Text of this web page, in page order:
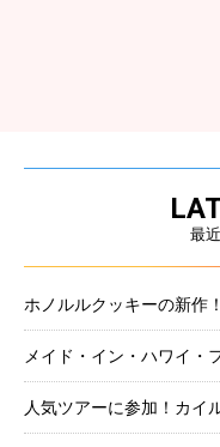
最
ホノルルクッキーの新作
メイド・イン・ハワイ・
人気ツアーに参加！カイ